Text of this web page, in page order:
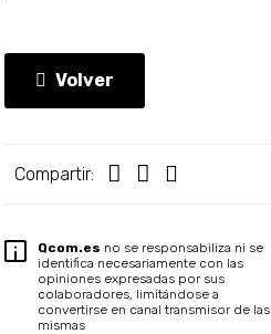
Volver
Compartir:
Qcom.es no se responsabiliza ni se
identifica necesariamente con las
opiniones expresadas por sus
colaboradores, limitándose a
convertirse en canal transmisor de las
mismas